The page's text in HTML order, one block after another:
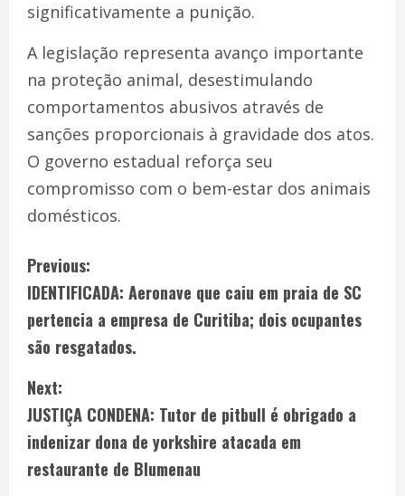
significativamente a punição.
A legislação representa avanço importante
na proteção animal, desestimulando
comportamentos abusivos através de
sanções proporcionais à gravidade dos atos.
O governo estadual reforça seu
compromisso com o bem-estar dos animais
domésticos.
Previous:
IDENTIFICADA: Aeronave que caiu em praia de SC
pertencia a empresa de Curitiba; dois ocupantes
são resgatados.
Next:
JUSTIÇA CONDENA: Tutor de pitbull é obrigado a
indenizar dona de yorkshire atacada em
restaurante de Blumenau